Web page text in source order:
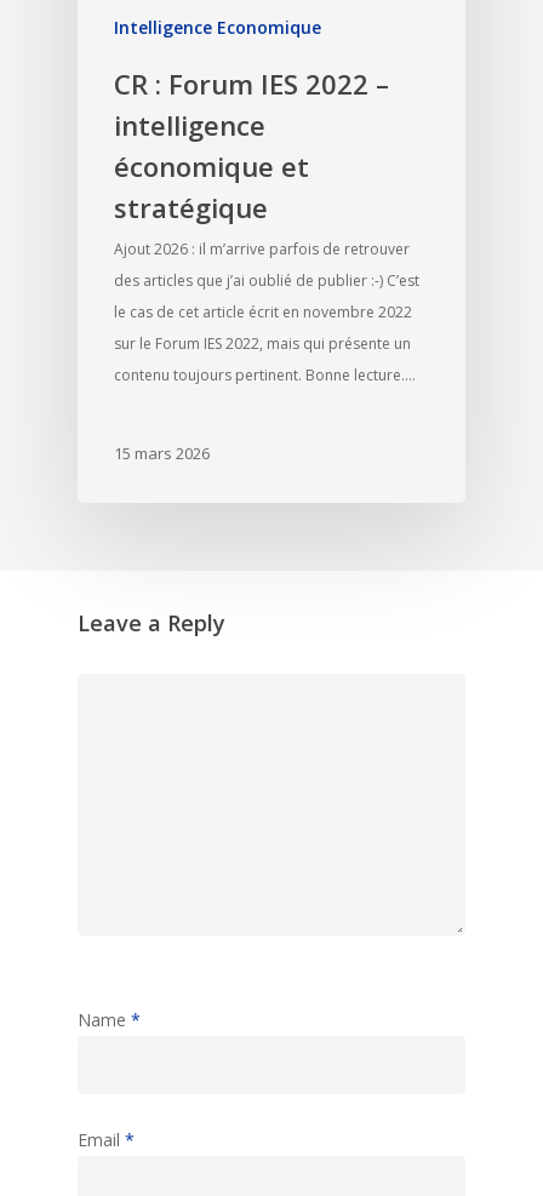
Intelligence Economique
CR : Forum IES 2022 –
intelligence
économique et
stratégique
Ajout 2026 : il m’arrive parfois de retrouver
des articles que j’ai oublié de publier :-) C’est
le cas de cet article écrit en novembre 2022
sur le Forum IES 2022, mais qui présente un
contenu toujours pertinent. Bonne lecture.…
15 mars 2026
Leave a Reply
Name *
Email *